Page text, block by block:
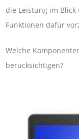
die Leistung im
Funktionen dafür
Welche
berücksichtigen?